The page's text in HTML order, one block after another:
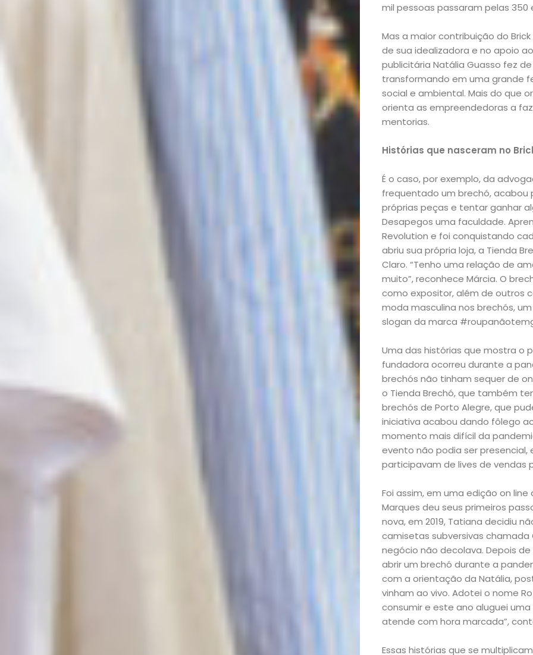
Início
Academia
mil pessoas passaram pelas
Mas a maior contribuição do
de sua idealizadora e no apoio
publicitária Natália Guasso fez
transformando em uma grande
social e ambiental. Mais do que
orienta as empreendedoras a
mentorias.
Histórias que nasceram no
É o caso, por exemplo, da
frequentado um brechó, acabou
próprias peças e tentar ganhar
Desapegos uma faculdade.
Revolution e foi conquistando
abriu sua própria loja, a Tienda
Claro. “Tenho uma relação de
muito”, reconhece Márcia. O
como expositor, além de outros
moda masculina nos brechós,
slogan da marca
Uma das histórias que mostra o
fundadora ocorreu durante a
brechós não tinham sequer de
o Tienda Brechó, que também
brechós de Porto Alegre, que
iniciativa acabou dando fôlego
momento mais difícil da
evento não podia ser
participavam de lives de vendas
Foi assim, em uma edição on
Marques deu seus primeiros
nova, em 2019, Tatiana decidiu
camisetas subversivas
negócio não decolava. Depois
abrir um brechó durante a
com a orientação da Natália,
vinham ao vivo. Adotei o nome
consumir e este ano aluguei
atende com hora marcada”,
Essas histórias que se